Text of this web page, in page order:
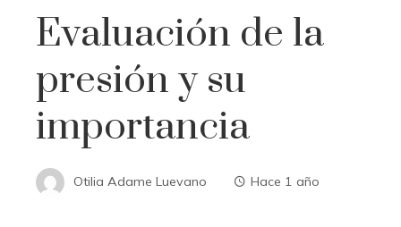
Evaluación de la
presión y su
importancia
Otilia Adame Luevano Hace 1 año